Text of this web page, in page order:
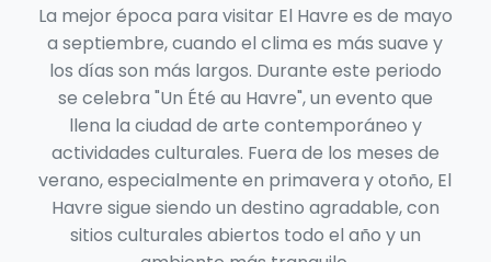
La mejor época para visitar El Havre es de mayo
a septiembre, cuando el clima es más suave y
los días son más largos. Durante este periodo
se celebra "Un Été au Havre", un evento que
llena la ciudad de arte contemporáneo y
actividades culturales. Fuera de los meses de
verano, especialmente en primavera y otoño, El
Havre sigue siendo un destino agradable, con
sitios culturales abiertos todo el año y un